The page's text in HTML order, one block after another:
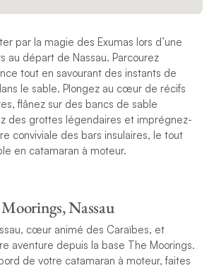
par la magie des Exumas lors d’une
au départ de Nassau. Parcourez
tout en savourant des instants de
le sable. Plongez au cœur de récifs
flânez sur des bancs de sable
des grottes légendaires et imprégnez-
conviviale des bars insulaires, le tout
en catamaran à moteur.
Nassau
cœur animé des Caraïbes, et
aventure depuis la base The Moorings.
de votre catamaran à moteur, faites